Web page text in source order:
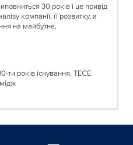
30 років і це привід
компанії, її розвитку, а
на майбутнє.
ти років існування, ТЕСЕ